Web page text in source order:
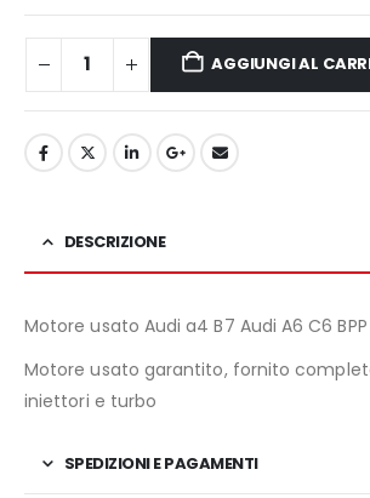
AGGIUNGI AL
DESCRIZIONE
Motore usato Audi a4 B7 Audi A6 C6 BPP
Motore usato garantito, fornito
iniettori e turbo
SPEDIZIONI E PAGAMENTI